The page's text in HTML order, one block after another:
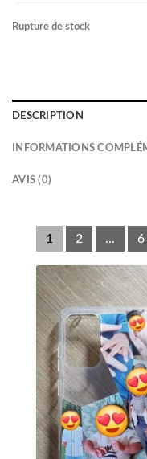
Rupture de stock
DESCRIPTION
INFORMATIONS
AVIS (0)
1 2 ... 6